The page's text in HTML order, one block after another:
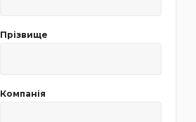
Прізвище
Компанія